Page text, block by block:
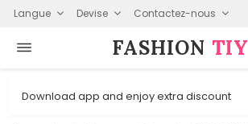
Langue Devise Contactez-nous
FASHION⁠ TIY
Download app and enjoy extra discount